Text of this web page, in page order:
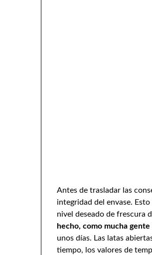
Antes de trasladar las
integridad del envase.
nivel deseado de frescura
hecho, como mucha gente
unos días. Las latas
tiempo, los valores de